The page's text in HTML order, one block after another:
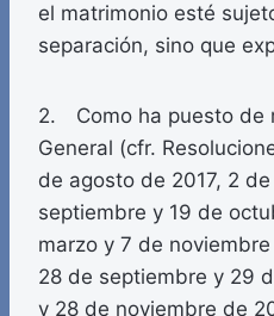
el matrimonio esté
separación, sino que
2. Como ha puesto de
General (cfr.
de agosto de 2017, 2
septiembre y 19 de
marzo y 7 de
28 de septiembre y 29
y 28 de noviembre de